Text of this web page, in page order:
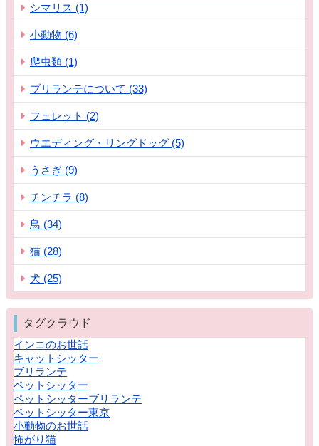
シマリス (1)
小動物 (6)
爬虫類 (1)
ブリランテについて (33)
フェレット (2)
ウエディング・リングドッグ (5)
うさぎ (9)
チンチラ (8)
鳥 (34)
猫 (28)
犬 (25)
タグクラウド
インコのお世話
キャットシッター
ブリランテ
ペットシッター
ペットシッターブリランテ
ペットシッター東京
小動物のお世話
怖がり猫